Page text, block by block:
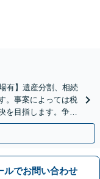
有】遺産分割、相続
。事案によっては税
を目指します。争い
可】
ルでお問い合わせ